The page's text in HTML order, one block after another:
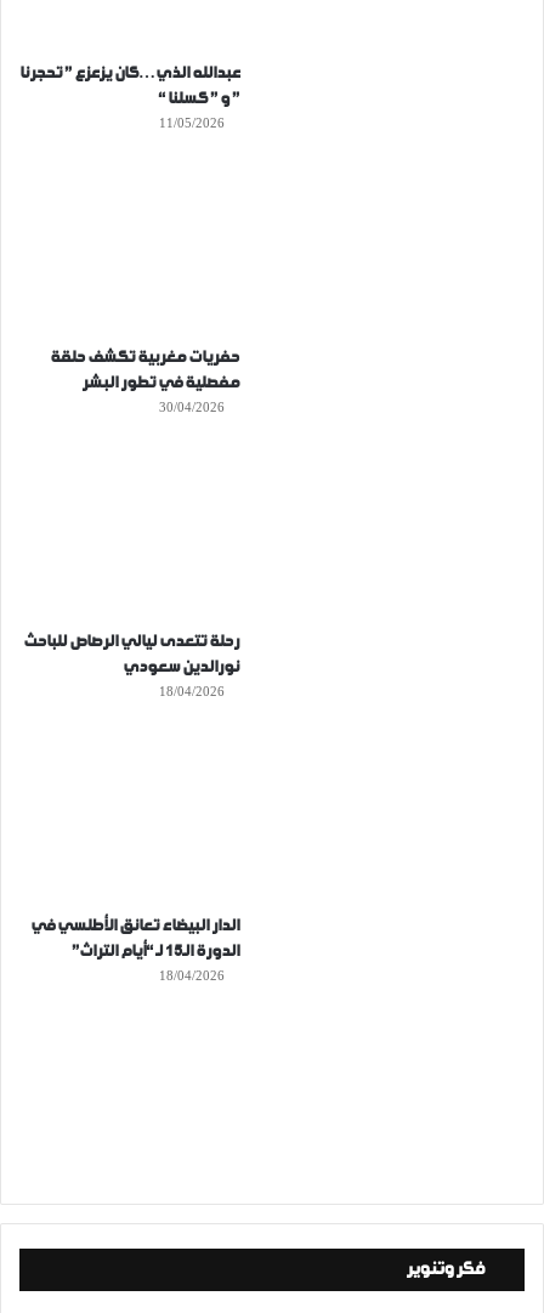
عبدالله الذي…كان يزعزع ” تحجرنا
” و ” كسلنا “
11/05/2026
حفريات مغربية تكشف حلقة
مفصلية في تطور البشر
30/04/2026
رحلة تتعدى ليالي الرصاص للباحث
نورالدين سعودي
18/04/2026
الدار البيضاء تعانق الأطلسي في
الدورة الـ15 لـ “أيام التراث”
18/04/2026
فكر وتنوير